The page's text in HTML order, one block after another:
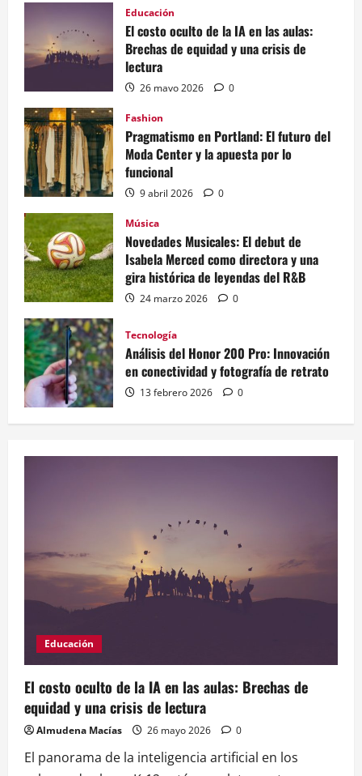
Educación
El costo oculto de la IA en las aulas:
Brechas de equidad y una crisis de
lectura
26 mayo 2026 0
Fashion
Pragmatismo en Portland: El futuro del
Moda Center y la apuesta por lo
funcional
9 abril 2026 0
Música
Novedades Musicales: El debut de
Isabela Merced como directora y una
gira histórica de leyendas del R&B
24 marzo 2026 0
Tecnología
Análisis del Honor 200 Pro: Innovación
en conectividad y fotografía de retrato
13 febrero 2026 0
Educación
El costo oculto de la IA en las aulas: Brechas de
equidad y una crisis de lectura
Almudena Macías 26 mayo 2026 0
El panorama de la inteligencia artificial en los